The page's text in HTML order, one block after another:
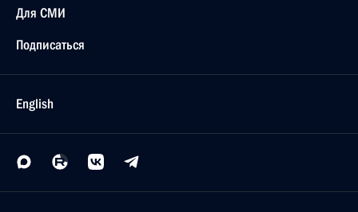
Для СМИ
Подписаться
English